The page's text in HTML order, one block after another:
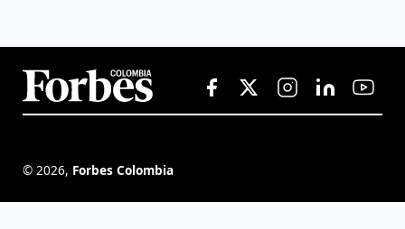
© 2026, Forbes Colombia